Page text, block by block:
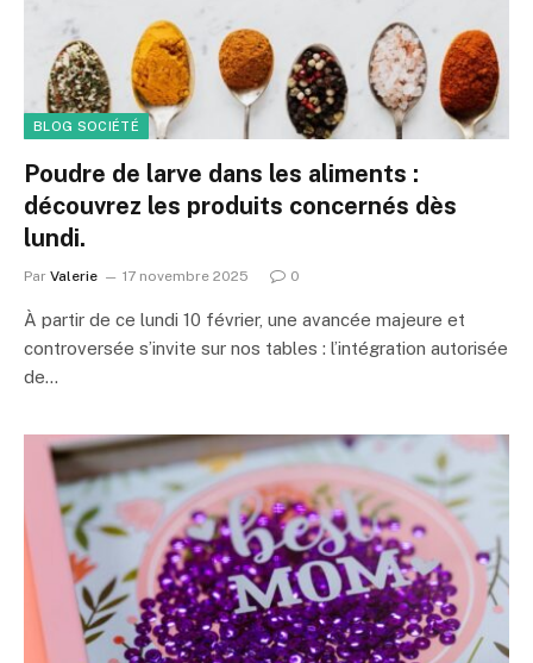
BLOG SOCIÉTÉ
Poudre de larve dans les aliments :
découvrez les produits concernés dès
lundi.
Par Valerie 17 novembre 2025 0
À partir de ce lundi 10 février, une avancée majeure et
controversée s’invite sur nos tables : l’intégration autorisée
de…